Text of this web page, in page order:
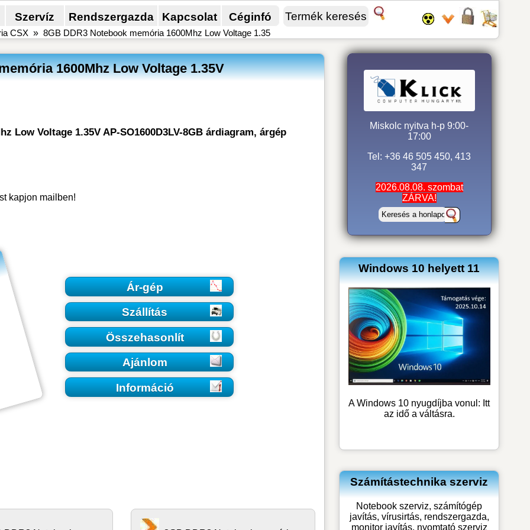
Szervíz Rendszergazda Kapcsolat Céginfó
CSX» 8GB DDR3 Notebook memória 1600Mhz Low Voltage 1.35
1600Mhz Low Voltage 1.35V
Low Voltage 1.35V AP-SO1600D3LV-8GB árdiagram, árgép
kapjon mailben!
Ár-gép
Szállítás
Összehasonlít
Ajánlom
Információ
Miskolc nyitva h-p 9:00-
17:00
Tel: +36 46 505 450, 413
347
2026.08.08. szombat
ZÁRVA!
Windows 10 helyett 11
A Windows 10 nyugdíjba vonul: Itt
az idő a váltásra.
Számítástechnika szerviz
Notebook szerviz, számítógép
javítás, vírusirtás, rendszergazda,
monitor javítás, nyomtató szerviz